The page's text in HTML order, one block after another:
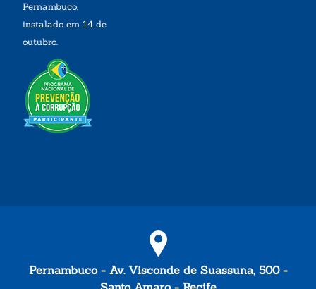
Pernambuco,
instalado em 14 de
outubro.
Pernambuco - Av. Visconde de Suassuna, 500 -